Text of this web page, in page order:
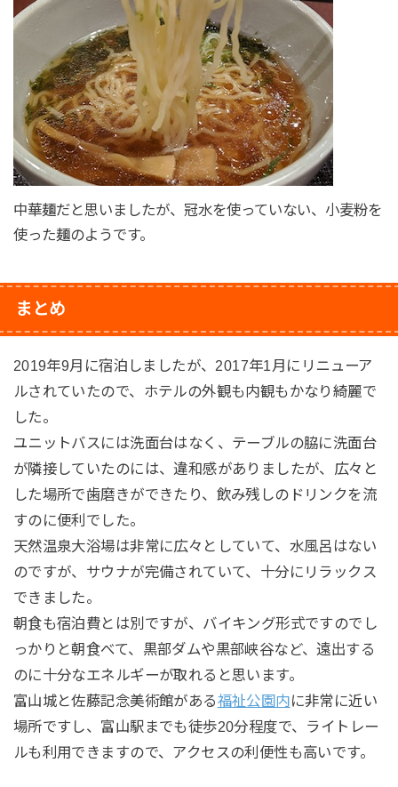
中華麺だと思いましたが、冠水を使っていない、小麦粉を
使った麺のようです。
まとめ
2019年9月に宿泊しましたが、2017年1月にリニューア
ルされていたので、ホテルの外観も内観もかなり綺麗で
した。
ユニットバスには洗面台はなく、テーブルの脇に洗面台
が隣接していたのには、違和感がありましたが、広々と
した場所で歯磨きができたり、飲み残しのドリンクを流
すのに便利でした。
天然温泉大浴場は非常に広々としていて、水風呂はない
のですが、サウナが完備されていて、十分にリラックス
できました。
朝食も宿泊費とは別ですが、バイキング形式ですのでし
っかりと朝食べて、黒部ダムや黒部峡谷など、遠出する
のに十分なエネルギーが取れると思います。
富山城と佐藤記念美術館がある福祉公園内に非常に近い
場所ですし、富山駅までも徒歩20分程度で、ライトレー
ルも利用できますので、アクセスの利便性も高いです。